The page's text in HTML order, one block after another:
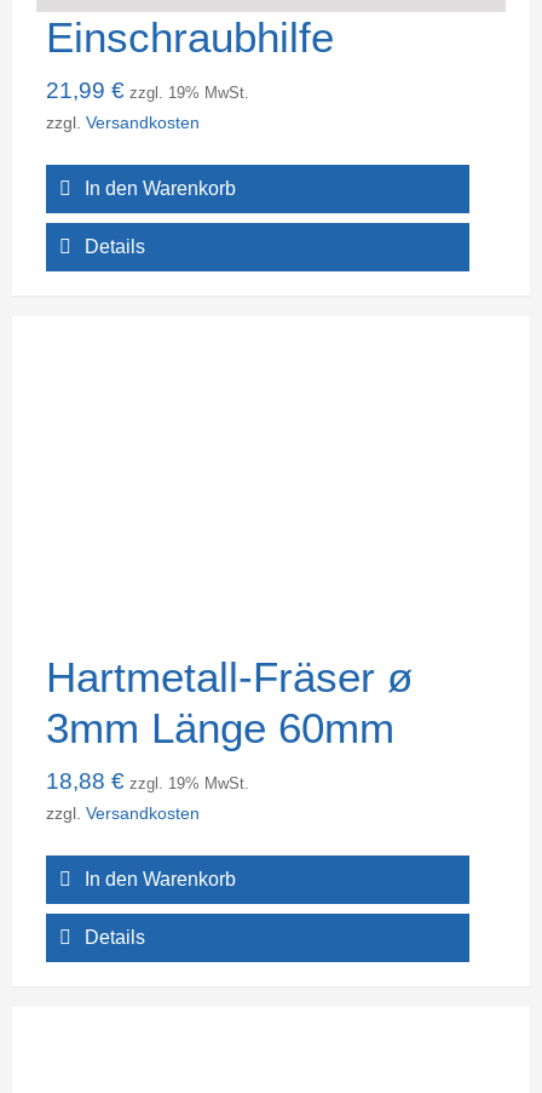
Einschraubhilfe
21,99 € zzgl. 19% MwSt.
zzgl. Versandkosten
In den Warenkorb
Details
Hartmetall-Fräser ø
3mm Länge 60mm
18,88 € zzgl. 19% MwSt.
zzgl. Versandkosten
In den Warenkorb
Details